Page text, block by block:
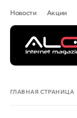
Новости Акции
ГЛАВНАЯ СТРАНИЦА